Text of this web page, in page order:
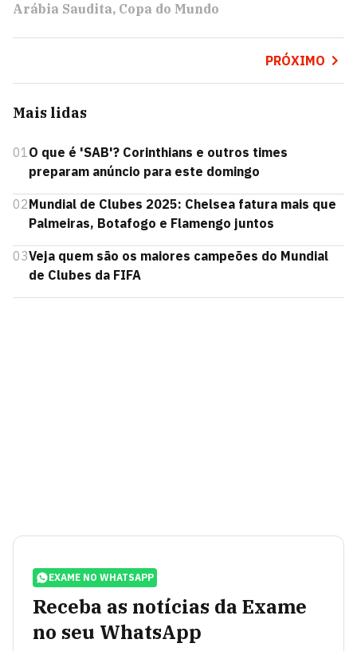
Arábia Saudita Copa do Mundo
PRÓXIMO
Mais lidas
01O que é 'SAB'? Corinthians e outros times
preparam anúncio para este domingo
02Mundial de Clubes 2025: Chelsea fatura mais que
Palmeiras, Botafogo e Flamengo juntos
03Veja quem são os maiores campeões do Mundial
de Clubes da FIFA
EXAME NO WHATSAPP
Receba as notícias da Exame
no seu WhatsApp